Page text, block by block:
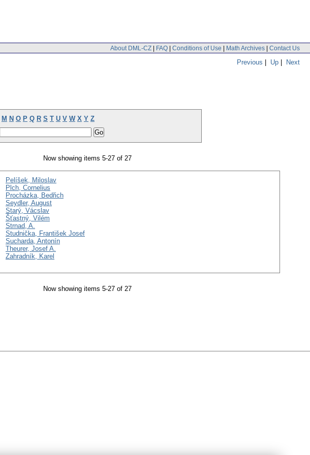
About DML-CZ | FAQ | Conditions of Use | Math Archives | Contact Us
Previous | Up | Next
M N O P Q R S T U V W X Y Z
Now showing items 5-27 of 27
Pelíšek, Miloslav
Plch, Cornelius
Procházka, Bedřich
Seydler, August
Starý, Vácslav
Šťastný, Vilém
Strnad, A.
Studnička, František Josef
Sucharda, Antonín
Theurer, Josef A.
Zahradník, Karel
Now showing items 5-27 of 27